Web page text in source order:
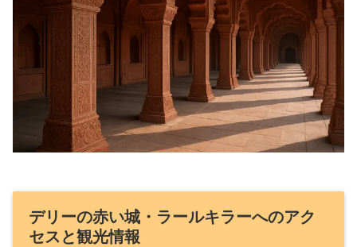
デリーの赤い城・ラールキラーへのアク
セスと観光情報